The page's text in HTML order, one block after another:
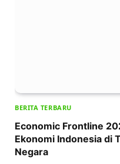
BERITA TERBARU
Economic Frontline
Ekonomi Indonesia di
Negara